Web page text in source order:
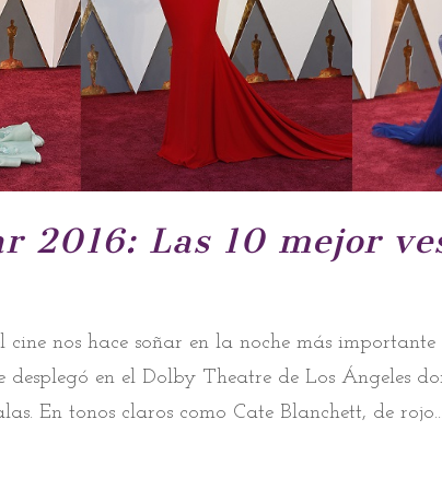
2016: Las 10 mejor
nos hace soñar en la noche más importante
en el Dolby Theatre de Los Ángeles
En tonos claros como Cate Blanchett, de rojo...